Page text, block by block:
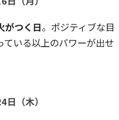
がつく日。ポジティブな目
いる以上のパワーが出せ
（木）